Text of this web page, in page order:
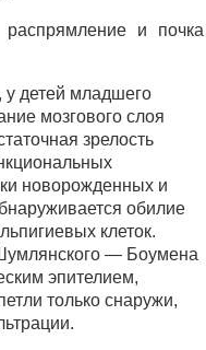
и почка
детей младшего
мозгового слоя
зрелость
новорожденных и
обилие
клеток.
— Боумена
эпителием,
только снаружи,